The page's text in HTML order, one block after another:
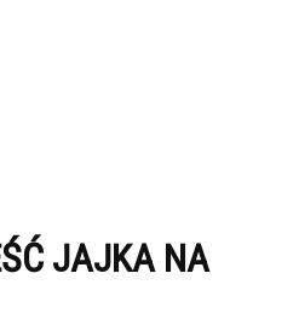
JAJKA NA